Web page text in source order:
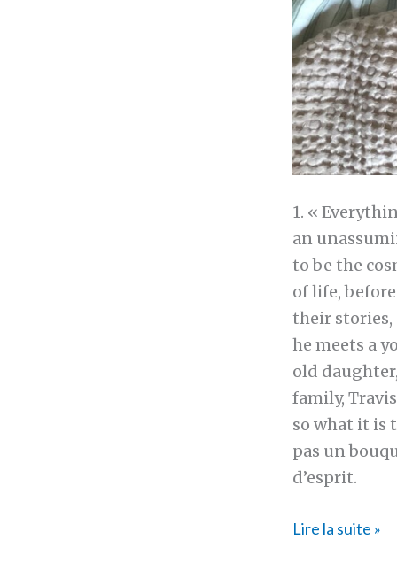
1. «
an
to be the
of life,
their stories,
he meets a
old
family,
so what it is
pas un
d’esprit.
10
Lire la suite »